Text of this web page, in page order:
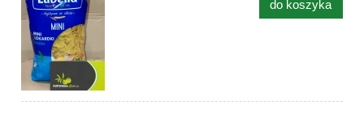
do koszyka